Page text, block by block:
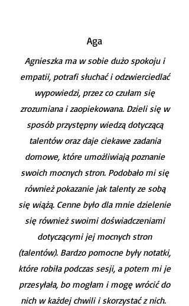
Aga
Agnieszka ma w sobie dużo spokoju i
empatii, potrafi słuchać i odzwierciedlać
wypowiedzi, przez co czułam się
zrozumiana i zaopiekowana. Dzieli się w
sposób przystępny wiedzą dotyczącą
talentów oraz daje ciekawe zadania
domowe, które umożliwiają poznanie
swoich mocnych stron. Podobało mi się
również pokazanie jak talenty ze sobą
się wiążą. Cenne było dla mnie dzielenie
się również swoimi doświadczeniami
dotyczącymi jej mocnych stron
(talentów). Bardzo pomocne były notatki,
które robiła podczas sesji, a potem mi je
przesyłała, bo mogłam i mogę wrócić do
nich w każdej chwili i skorzystać z nich.